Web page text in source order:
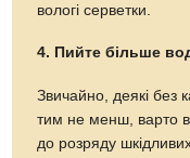
вологі серветки.
4. Пийте більше
Звичайно, деякі без
тим не менш, варто
до розряду